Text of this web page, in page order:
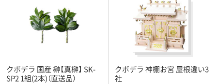
クボデラ 国産 榊【真榊】 SK-
SP2 1組(2本)（直送品）
クボデラ 神棚お宮 屋根違い3
社